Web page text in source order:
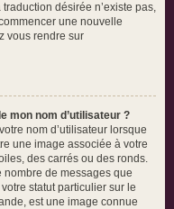
désirée n’existe pas,
une nouvelle
vous rendre sur
mon nom d’utilisateur ?
nom d’utilisateur lorsque
une image associée à votre
des carrés ou des ronds.
nombre de messages que
statut particulier sur le
est une image connue